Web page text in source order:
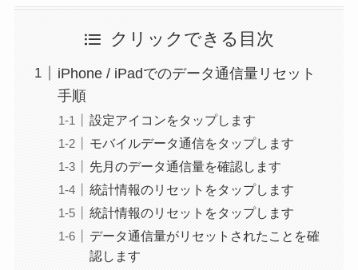
クリックできる目次
iPhone / iPadでのデータ通信量リセット
手順
設定アイコンをタップします
モバイルデータ通信をタップします
先月のデータ通信量を確認します
統計情報のリセットをタップします
統計情報のリセットをタップします
データ通信量がリセットされたことを確
認します